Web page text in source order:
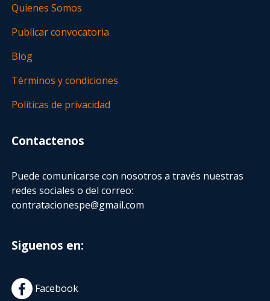
Quienes Somos
Publicar convocatoria
Blog
Términos y condiciones
Políticas de privacidad
Contactenos
Puede comunicarse con nosotros a través nuestras
redes sociales o del correo:
contratacionespe@gmail.com
Siguenos en:
Facebook